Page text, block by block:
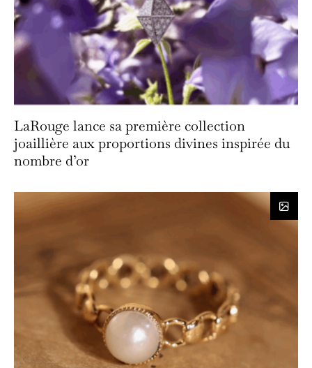
LaRouge lance sa première collection
joaillière aux proportions divines inspirée du
nombre d’or